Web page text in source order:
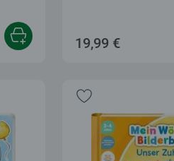
19,99 €